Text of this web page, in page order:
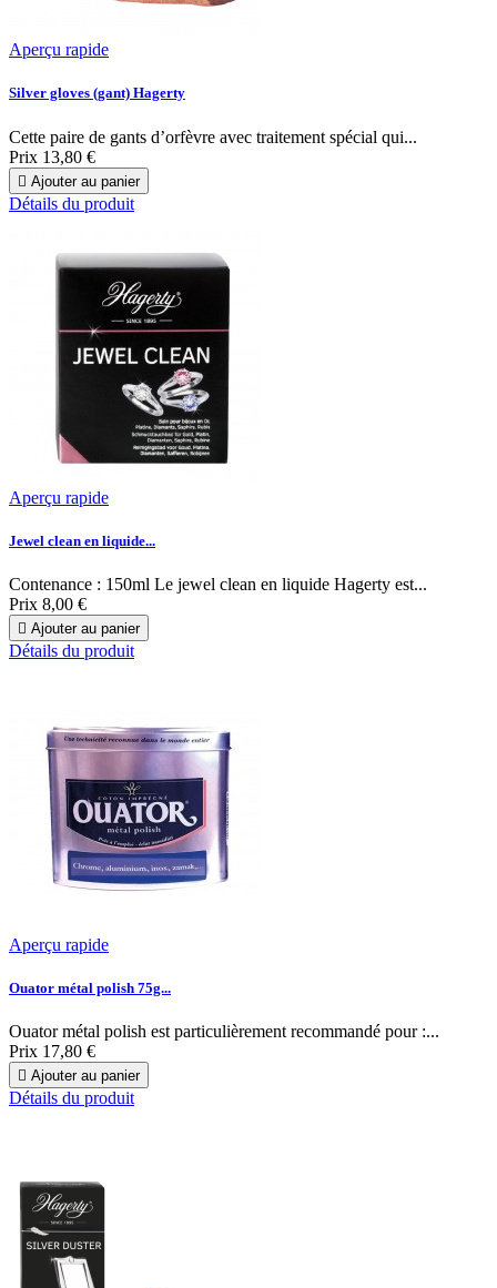
Aperçu rapide
Silver gloves (gant) Hagerty
Cette paire de gants d’orfèvre avec traitement spécial qui...
Prix 13,80 €
 Ajouter au panier
Détails du produit
Aperçu rapide
Jewel clean en liquide...
Contenance : 150ml Le jewel clean en liquide Hagerty est...
Prix 8,00 €
 Ajouter au panier
Détails du produit
Aperçu rapide
Ouator métal polish 75g...
Ouator métal polish est particulièrement recommandé pour :...
Prix 17,80 €
 Ajouter au panier
Détails du produit